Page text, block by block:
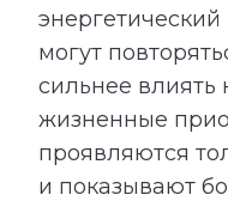
могут
сильнее влиять
жизненные
проявляются
и показывают